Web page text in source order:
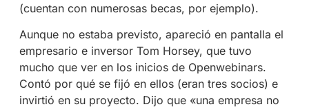
(cuentan con numerosas becas, por ejemplo).
Aunque no estaba previsto, apareció en pantalla el
empresario e inversor Tom Horsey, que tuvo
mucho que ver en los inicios de Openwebinars.
Contó por qué se fijó en ellos (eran tres socios) e
invirtió en su proyecto. Dijo que «una empresa no